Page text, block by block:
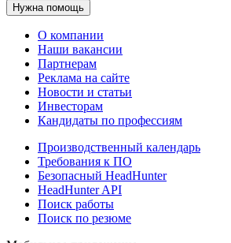
Нужна помощь
О компании
Наши вакансии
Партнерам
Реклама на сайте
Новости и статьи
Инвесторам
Кандидаты по профессиям
Производственный календарь
Требования к ПО
Безопасный HeadHunter
HeadHunter API
Поиск работы
Поиск по резюме